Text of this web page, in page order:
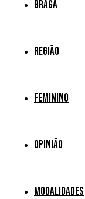
Braga
Região
Feminino
Opinião
Modalidades